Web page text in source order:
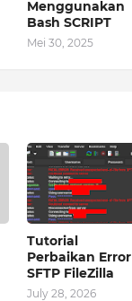
Menggunakan
Bash SCRIPT
Mei 30, 2025
Tutorial
Perbaikan Error
SFTP FileZilla
July 28, 2026